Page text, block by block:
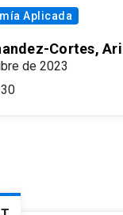
Aplicada
Cortes,
de 2023